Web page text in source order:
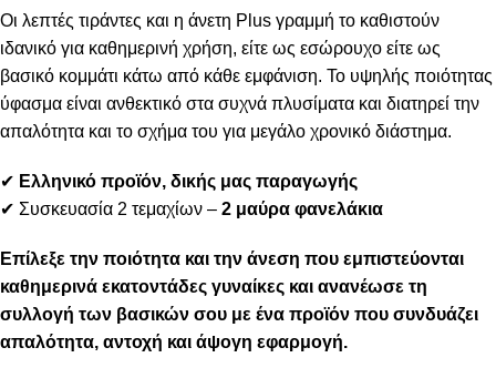
Οι λεπτές τιράντες και η άνετη Plus γραμμή το καθιστούν
ιδανικό για καθημερινή χρήση, είτε ως εσώρουχο είτε ως
βασικό κομμάτι κάτω από κάθε εμφάνιση. Το υψηλής ποιότητας
ύφασμα είναι ανθεκτικό στα συχνά πλυσίματα και διατηρεί την
απαλότητα και το σχήμα του για μεγάλο χρονικό διάστημα.
✔ Ελληνικό προϊόν, δικής μας παραγωγής
✔ Συσκευασία 2 τεμαχίων – 2 μαύρα φανελάκια
Επίλεξε την ποιότητα και την άνεση που εμπιστεύονται
καθημερινά εκατοντάδες γυναίκες και ανανέωσε τη
συλλογή των βασικών σου με ένα προϊόν που συνδυάζει
απαλότητα, αντοχή και άψογη εφαρμογή.